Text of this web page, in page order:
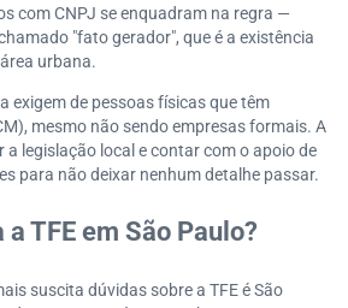
com CNPJ se enquadram na regra —
"fato gerador", que é a existência
urbana.
exigem de pessoas físicas que têm
mesmo não sendo empresas formais. A
a legislação local e contar com o apoio de
para não deixar nenhum detalhe passar.
TFE em São Paulo?
suscita dúvidas sobre a TFE é São